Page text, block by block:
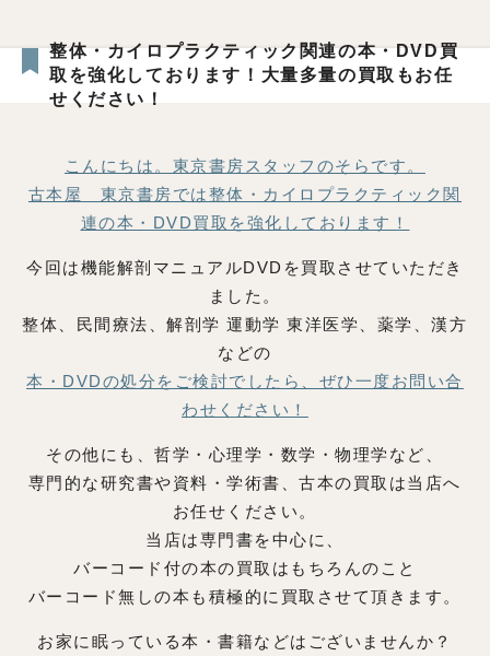
整体・カイロプラクティック関連の本・DVD買
取を強化しております！大量多量の買取もお任
せください！
こんにちは。東京書房スタッフのそらです。
古本屋 東京書房では整体・カイロプラクティック関
連の本・DVD買取を強化しております！
今回は機能解剖マニュアルDVDを買取させていただき
ました。
整体、民間療法、解剖学 運動学 東洋医学、薬学、漢方
などの
本・DVDの処分をご検討でしたら、ぜひ一度お問い合
わせください！
その他にも、哲学・心理学・数学・物理学など、
専門的な研究書や資料・学術書、古本の買取は当店へ
お任せください。
当店は専門書を中心に、
バーコード付の本の買取はもちろんのこと
バーコード無しの本も積極的に買取させて頂きます。
お家に眠っている本・書籍などはございませんか？